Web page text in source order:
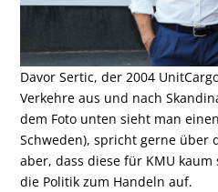
Davor Sertic, der 2004
Verkehre aus und nach
dem Foto unten sieht man
Schweden), spricht gerne über
aber, dass diese für KMU
die Politik zum Handeln auf.